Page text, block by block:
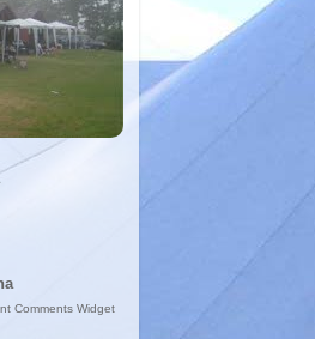
Comments Widget